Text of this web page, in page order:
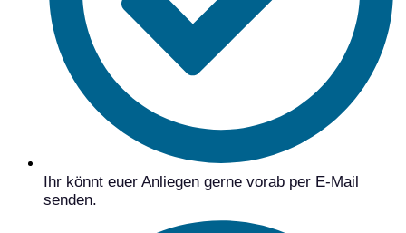
Ihr könnt euer Anliegen gerne vorab per E-Mail
senden.